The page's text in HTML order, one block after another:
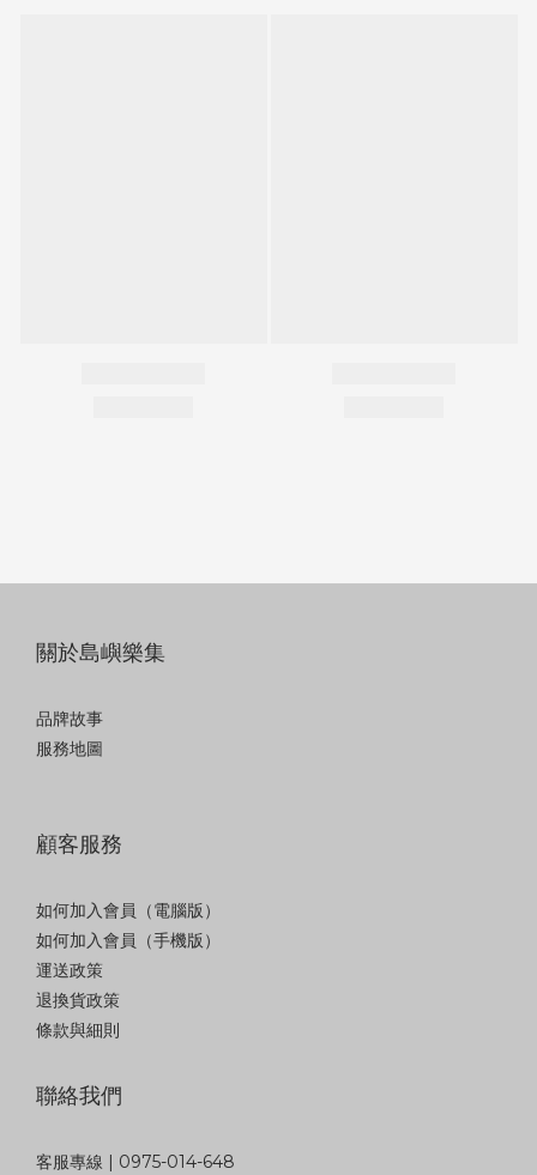
關於島嶼樂集
品牌故事
服務地圖
顧客服務
如何加入會員（電腦版）
如何加入會員（手機版）
運送政策
退換貨政策
條款與細則
聯絡我們
客服專線 | 0975-014-648